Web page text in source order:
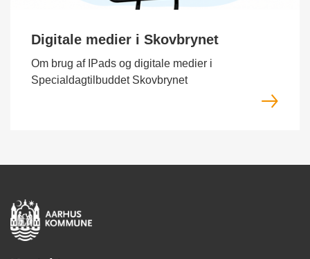
Digitale medier i Skovbrynet
Om brug af IPads og digitale medier i
Specialdagtilbuddet Skovbrynet